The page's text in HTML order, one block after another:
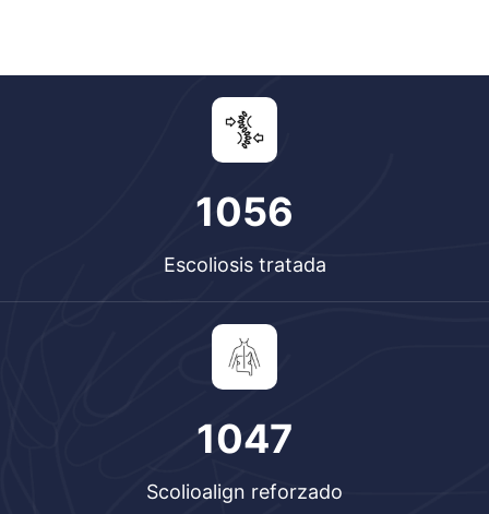
1224
Escoliosis tratada
1214
Scolioalign reforzado